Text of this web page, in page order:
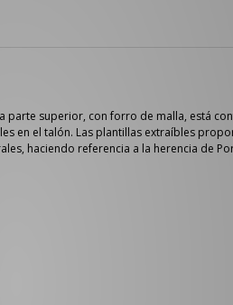
parte superior, con forro de malla, está
en el talón. Las plantillas extraíbles
haciendo referencia a la herencia de